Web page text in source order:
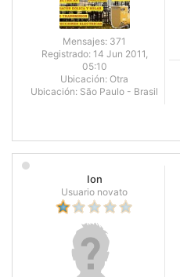
Mensajes: 371
Registrado: 14 Jun 2011,
05:10
Ubicación: Otra
Ubicación: São Paulo - Brasil
Ion
Usuario novato